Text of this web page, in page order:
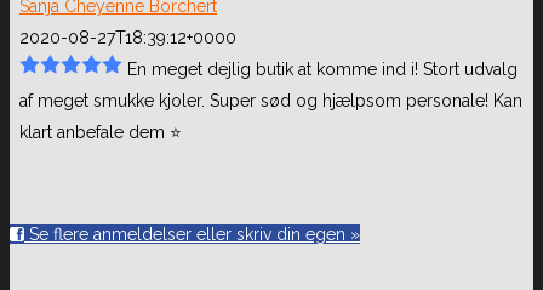
Sanja Cheyenne Borchert
2020-08-27T18:39:12+0000
En meget dejlig butik at komme ind i! Stort udvalg
af meget smukke kjoler. Super sød og hjælpsom personale! Kan
klart anbefale dem ⭐️
Se flere anmeldelser eller skriv din egen »